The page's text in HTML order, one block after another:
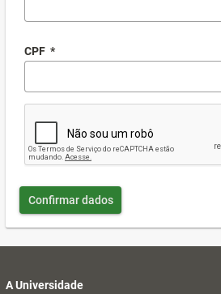
CPF *
Confirmar dados
A Universidade